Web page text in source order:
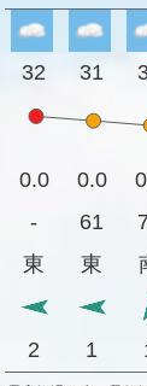
32 31
0.0 0.0
-
61
東
東
2 1